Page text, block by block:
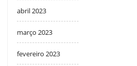
abril 2023
março 2023
fevereiro 2023